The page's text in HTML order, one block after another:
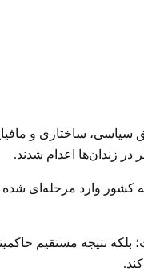
عمیق سیاسی، ساختاری و
کشور وارد مرحله‌ای شده
بلکه نتیجه مستقیم